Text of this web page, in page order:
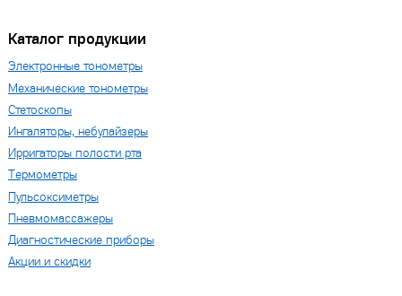
Каталог продукции
Электронные тонометры
Механические тонометры
Стетоскопы
Ингаляторы, небулайзеры
Ирригаторы полости рта
Термометры
Пульсоксиметры
Пневмомассажеры
Диагностические приборы
Акции и скидки